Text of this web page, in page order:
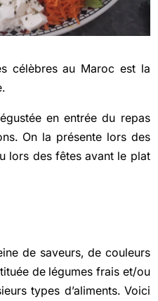
célèbres au Maroc est la
en entrée du repas
On la présente lors des
lors des fêtes avant le plat
de saveurs, de couleurs
de légumes frais et/ou
types d’aliments. Voici